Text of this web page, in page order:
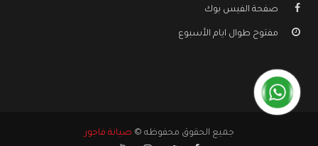
صفحة الفيس بوك
مفتوح طوال ايام الأسبوع
جميع الحقوق محفوظه © صيانة فاجور